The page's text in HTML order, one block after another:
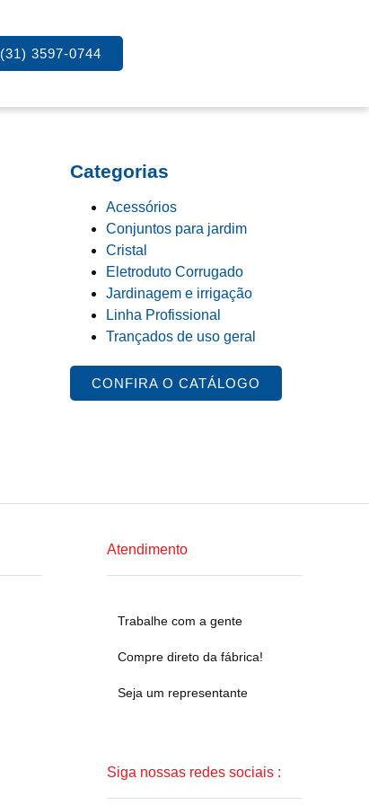
(31) 3597-0744
Categorias
Acessórios
Conjuntos para jardim
Cristal
Eletroduto Corrugado
Jardinagem e irrigação
Linha Profissional
Trançados de uso geral
CONFIRA O CATÁLOGO
Atendimento
Trabalhe com a gente
Compre direto da fábrica!
Seja um representante
Siga nossas redes sociais :